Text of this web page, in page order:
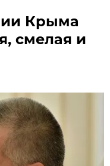
Крыма
смелая и